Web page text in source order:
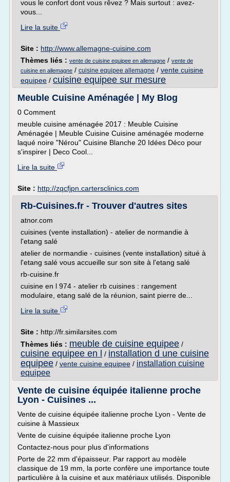
vous le confort dont vous rêvez ? Mais surtout : avez-
vous...
Lire la suite
Site : http://www.allemagne-cuisine.com
Thèmes liés : vente de cuisine equipee en allemagne / vente de
cuisine en allemagne / cuisine equipee allemagne / vente cuisine
equipee / cuisine equipee sur mesure
Meuble Cuisine Aménagée | My Blog
0 Comment
meuble cuisine aménagée 2017 : Meuble Cuisine
Aménagée | Meuble Cuisine Cuisine aménagée moderne
laqué noire "Nérou" Cuisine Blanche 20 Idées Déco pour
s'inspirer | Deco Cool...
Lire la suite
Site : http://zqcfjpn.cartersclinics.com
Rb-Cuisines.fr - Trouver d'autres sites
atnor.com
cuisines (vente installation) - atelier de normandie à
l'etang salé
atelier de normandie - cuisines (vente installation) situé à
l'etang salé vous accueille sur son site à l'etang salé
rb-cuisine.fr
cuisine en l 974 - atelier rb cuisines : rangement
modulaire, etang salé de la réunion, saint pierre de...
Lire la suite
Site : http://fr.similarsites.com
Thèmes liés : meuble de cuisine equipee /
cuisine equipee en l / installation d une cuisine
equipee / vente cuisine equipee / installation cuisine
equipee
Vente de cuisine équipée italienne proche
Lyon - Cuisines ...
Vente de cuisine équipée italienne proche Lyon - Vente de
cuisine à Massieux
Vente de cuisine équipée italienne proche Lyon
Contactez-nous pour plus d'informations
Porte de 22 mm d'épaisseur. Par rapport au modèle
classique de 19 mm, la porte confère une importance toute
particulière à la cuisine et aux matériaux utilisés. Disponible